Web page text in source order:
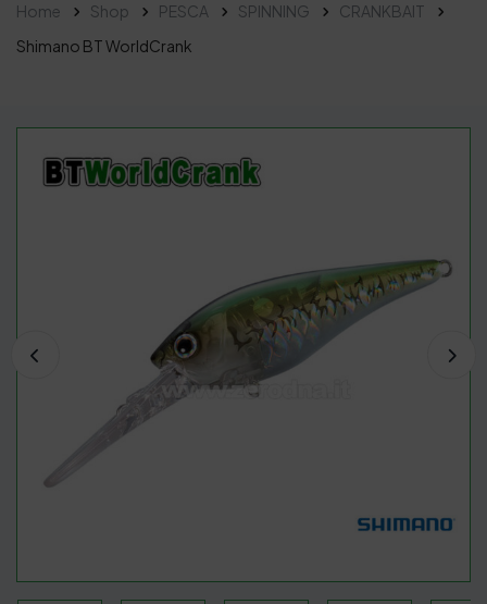
Home Shop PESCA SPINNING
CRANKBAIT
Shimano BT WorldCrank